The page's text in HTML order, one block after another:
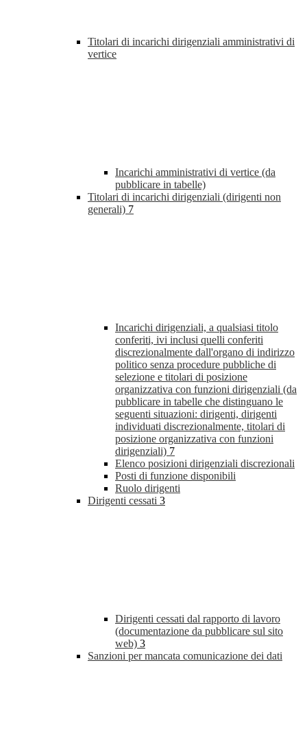
Titolari di incarichi dirigenziali amministrativi di
vertice
Incarichi amministrativi di vertice (da
pubblicare in tabelle)
Titolari di incarichi dirigenziali (dirigenti non
generali) 7
Incarichi dirigenziali, a qualsiasi titolo
conferiti, ivi inclusi quelli conferiti
discrezionalmente dall'organo di indirizzo
politico senza procedure pubbliche di
selezione e titolari di posizione
organizzativa con funzioni dirigenziali (da
pubblicare in tabelle che distinguano le
seguenti situazioni: dirigenti, dirigenti
individuati discrezionalmente, titolari di
posizione organizzativa con funzioni
dirigenziali) 7
Elenco posizioni dirigenziali discrezionali
Posti di funzione disponibili
Ruolo dirigenti
Dirigenti cessati 3
Dirigenti cessati dal rapporto di lavoro
(documentazione da pubblicare sul sito
web) 3
Sanzioni per mancata comunicazione dei dati